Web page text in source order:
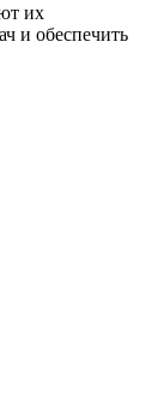
их
и обеспечить